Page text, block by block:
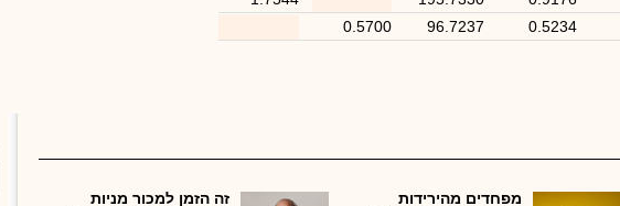
0.5234
96.7237
0.5700
מפחדים מהירידות
זה הזמן למכור מניות